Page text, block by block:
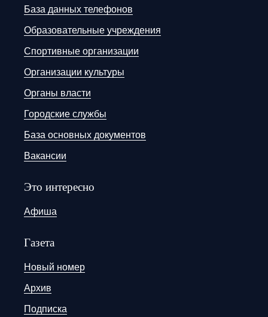
База данных телефонов
Образовательные учреждения
Спортивные организации
Организации культуры
Органы власти
Городские службы
База основных документов
Вакансии
Это интересно
Афиша
Газета
Новый номер
Архив
Подписка